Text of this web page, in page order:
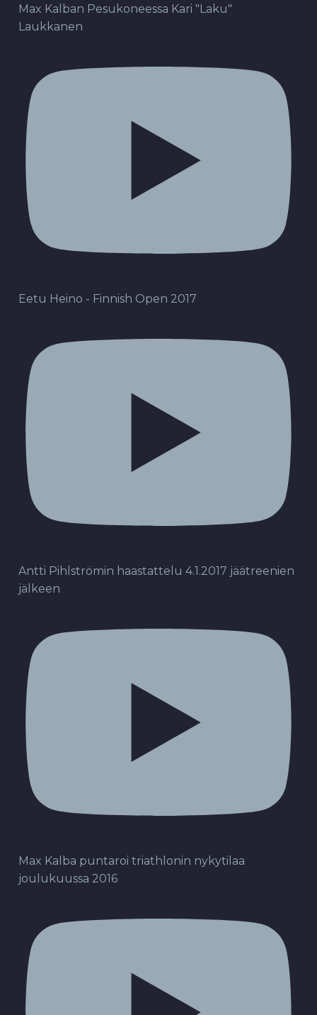
Max Kalban Pesukoneessa Kari "Laku"
Laukkanen
Eetu Heino - Finnish Open 2017
Antti Pihlströmin haastattelu 4.1.2017 jäätreenien
jälkeen
Max Kalba puntaroi triathlonin nykytilaa
joulukuussa 2016